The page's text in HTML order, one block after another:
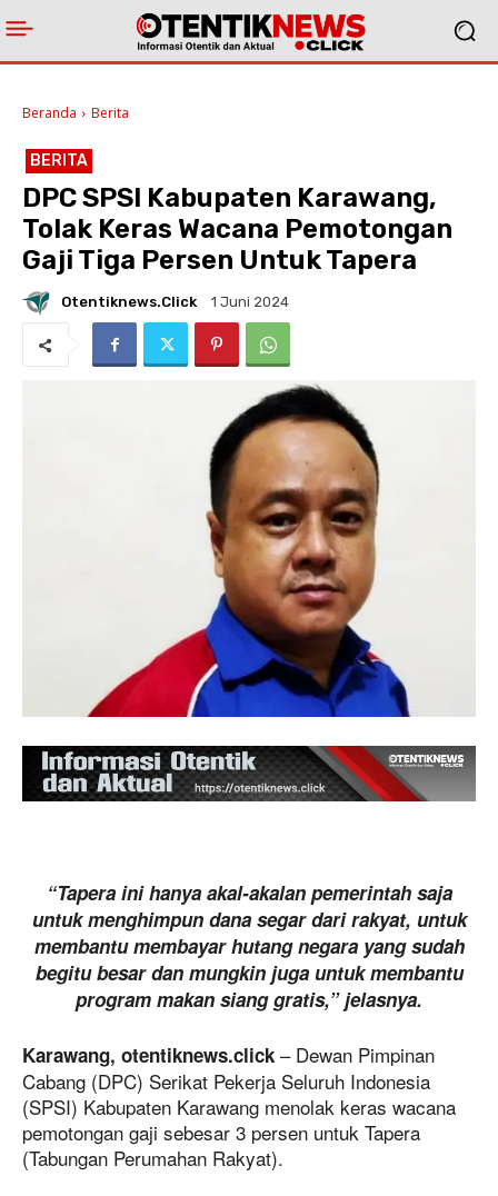
Beranda Berita
BERITA
DPC SPSI Kabupaten Karawang,
Tolak Keras Wacana Pemotongan
Gaji Tiga Persen Untuk Tapera
Otentiknews.click 1 Juni 2024
“Tapera ini hanya akal-akalan pemerintah saja
untuk menghimpun dana segar dari rakyat, untuk
membantu membayar hutang negara yang sudah
begitu besar dan mungkin juga untuk membantu
program makan siang gratis,” jelasnya.
Karawang, otentiknews.click – Dewan Pimpinan
Cabang (DPC) Serikat Pekerja Seluruh Indonesia
(SPSI) Kabupaten Karawang menolak keras wacana
pemotongan gaji sebesar 3 persen untuk Tapera
(Tabungan Perumahan Rakyat).